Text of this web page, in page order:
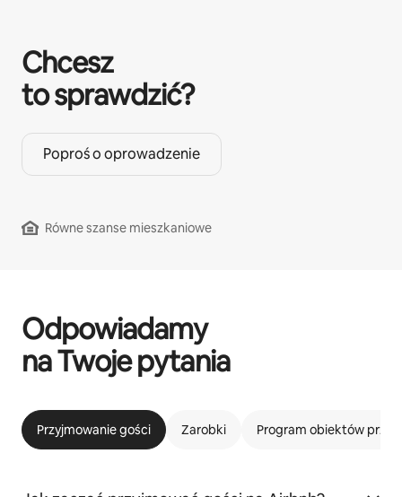
Chcesz
to sprawdzić?
Poproś o oprowadzenie
Równe szanse mieszkaniowe
Odpowiadamy
na Twoje pytania
Przyjmowanie gości Zarobki Program obiektów